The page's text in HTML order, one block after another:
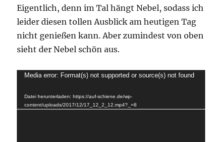
Eigentlich, denn im Tal hängt Nebel, sodass ich
leider diesen tollen Ausblick am heutigen Tag
nicht genießen kann. Aber zumindest von oben
sieht der Nebel schön aus.
Video-
Media error: Format(s) not supported or source(s) not found
Datei herunterladen: https://auf-schiene.de/wp-
content/uploads/2017/12/17_12_2_12.mp4?_=8